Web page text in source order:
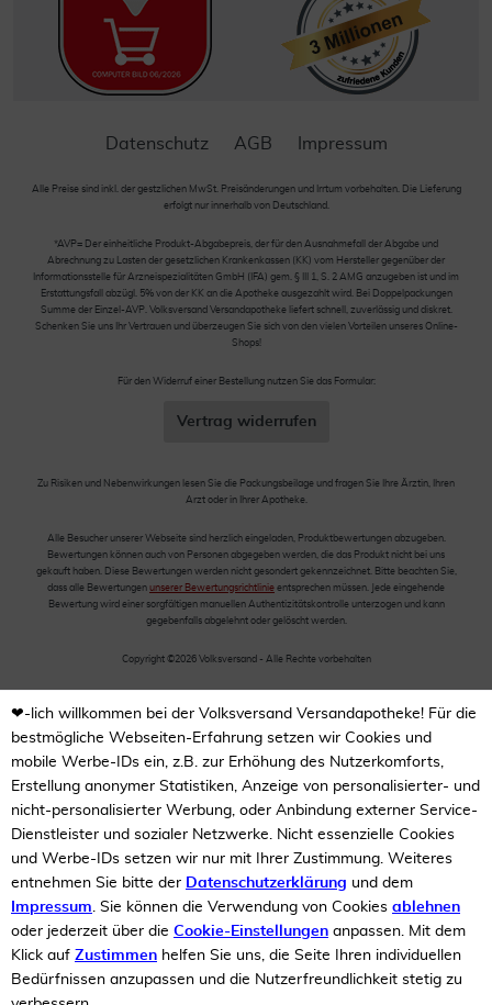
Datenschutz AGB Impressum
Alle Preise sind inkl. der gestzlichen MwSt. Preisänderungen und Irrtum vorbehalten. Die Lieferung
erfolgt nur innerhalb von Deutschland.
*AVP= Der einheitliche Produkt-Abgabepreis, der für den Ausnahmefall der Abgabe und
Abrechnung zu Lasten der gesetzlichen Krankenkassen (KK) vom Hersteller gegenüber der
Informationsstelle für Arzneispezialitäten GmbH (IFA) gem. § III 1, S. 2 AMG anzugeben ist und im
Erstattungsfall abzügl. 5% von der KK an die Apotheke ausgezahlt wird. Bei Doppelpackungen
Summe der Einzel-AVP. Volksversand Versandapotheke liefert schnell, zuverlässig und diskret.
Schenken Sie uns Ihr Vertrauen und überzeugen Sie sich von den vielen Vorteilen unseres Online-
Shops!
Für den Widerruf einer Bestellung nutzen Sie das Formular:
Vertrag widerrufen
Zu Risiken und Nebenwirkungen lesen Sie die Packungsbeilage und fragen Sie Ihre Ärztin, Ihren
Arzt oder in Ihrer Apotheke.
Alle Besucher unserer Webseite sind herzlich eingeladen, Produktbewertungen abzugeben.
Bewertungen können auch von Personen abgegeben werden, die das Produkt nicht bei uns
gekauft haben. Diese Bewertungen werden nicht gesondert gekennzeichnet. Bitte beachten Sie,
dass alle Bewertungen unserer Bewertungsrichtlinie entsprechen müssen. Jede eingehende
Bewertung wird einer sorgfältigen manuellen Authentizitätskontrolle unterzogen und kann
gegebenfalls abgelehnt oder gelöscht werden.
Copyright ©2026 Volksversand - Alle Rechte vorbehalten
❤-lich willkommen bei der Volksversand Versandapotheke! Für die
bestmögliche Webseiten-Erfahrung setzen wir Cookies und
mobile Werbe-IDs ein, z.B. zur Erhöhung des Nutzerkomforts,
Erstellung anonymer Statistiken, Anzeige von personalisierter- und
nicht-personalisierter Werbung, oder Anbindung externer Service-
Dienstleister und sozialer Netzwerke. Nicht essenzielle Cookies
und Werbe-IDs setzen wir nur mit Ihrer Zustimmung. Weiteres
entnehmen Sie bitte der Datenschutzerklärung und dem
Impressum. Sie können die Verwendung von Cookies ablehnen
oder jederzeit über die Cookie-Einstellungen anpassen. Mit dem
Klick auf Zustimmen helfen Sie uns, die Seite Ihren individuellen
Bedürfnissen anzupassen und die Nutzerfreundlichkeit stetig zu